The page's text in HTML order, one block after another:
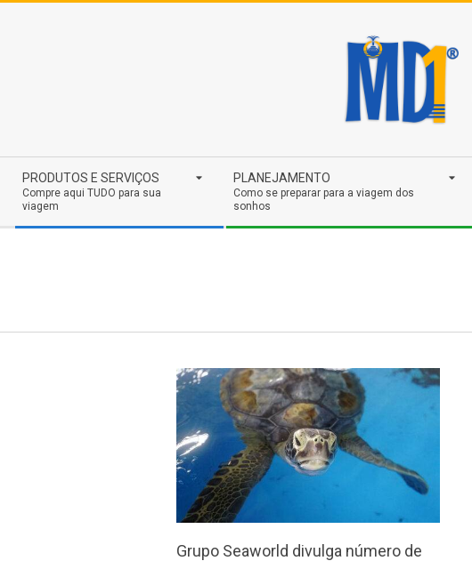
Navigation
Menu
PRODUTOS E SERVIÇOS
Compre aqui TUDO para sua
viagem
PLANEJAMENTO
Como se preparar para a viagem dos
sonhos
Grupo Seaworld divulga número de